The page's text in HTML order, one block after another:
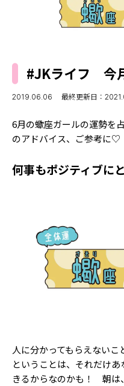
ヘアアレンジ・ヘア
制服コーデ
学校ヘアメイク
エンタメニュース
なにわ男子
LIFESTYLE
モデルの購入品
おでかけ
MODELS
MODEL'S BLOG
TikTok
Instagram
YouTube
ミスセブンティーン
MAGAZINE
バックナンバー
INFORMATION
Seventeen
#JKライフ 今
2019.06.06 最終更新日：
6月の蠍座ガールの運勢を
のアドバイス、ご参考に♡
何事もポジティブに
人に分かってもらえない
ということは、それだけ
きるからなのかも！ 朝は